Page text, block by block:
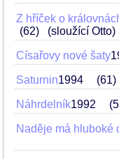
Z hříček o
62
(sloužící Otto)
Císařovy nové šaty
Saturnin1994 61
Náhrdelník1992
Naděje má hluboké